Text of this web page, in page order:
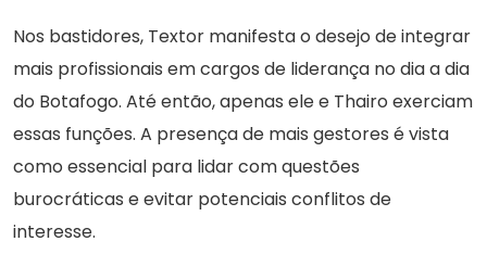
Nos bastidores, Textor manifesta o desejo de integrar
mais profissionais em cargos de liderança no dia a dia
do Botafogo. Até então, apenas ele e Thairo exerciam
essas funções. A presença de mais gestores é vista
como essencial para lidar com questões
burocráticas e evitar potenciais conflitos de
interesse.